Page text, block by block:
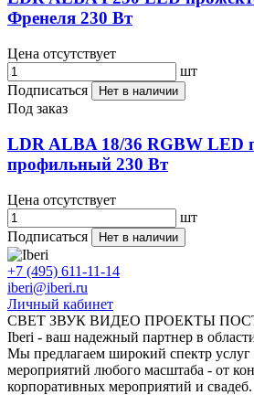
Френеля 230 Вт
Цена отсутствует
шт
Подписаться
Нет в наличии
Под заказ
LDR ALBA 18/36 RGBW LED
профильный 230 Вт
Цена отсутствует
шт
Подписаться
Нет в наличии
+7 (495) 611-11-14
iberi@iberi.ru
Личный кабинет
СВЕТ ЗВУК ВИДЕО ПРОЕКТЫ
Iberi - ваш надежный партнер в
Мы предлагаем широкий спектр услуг
мероприятий любого масштаба - от
корпоративных мероприятий и свадеб.